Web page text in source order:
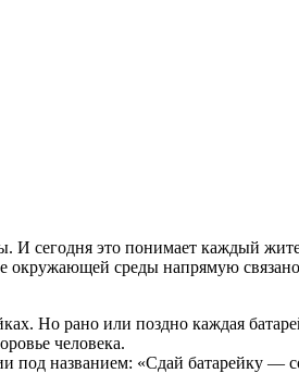
И сегодня это понимает каждый
окружающей среды напрямую
Но рано или поздно каждая
человека.
под названием: «Сдай батарейку —